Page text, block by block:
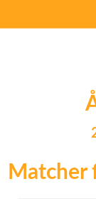
Matcher